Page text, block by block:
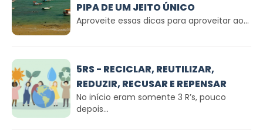
PIPA DE UM JEITO ÚNICO
Aproveite essas dicas para aproveitar ao...
5RS - RECICLAR, REUTILIZAR,
REDUZIR, RECUSAR E REPENSAR
No início eram somente 3 R’s, pouco
depois...